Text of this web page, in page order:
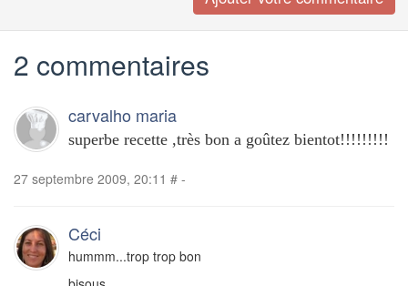
2 commentaires
carvalho maria
superbe recette ,très bon a goûtez bientot!!!!!!!!!
27 septembre 2009, 20:11 # -
Céci
hummm...trop trop bon